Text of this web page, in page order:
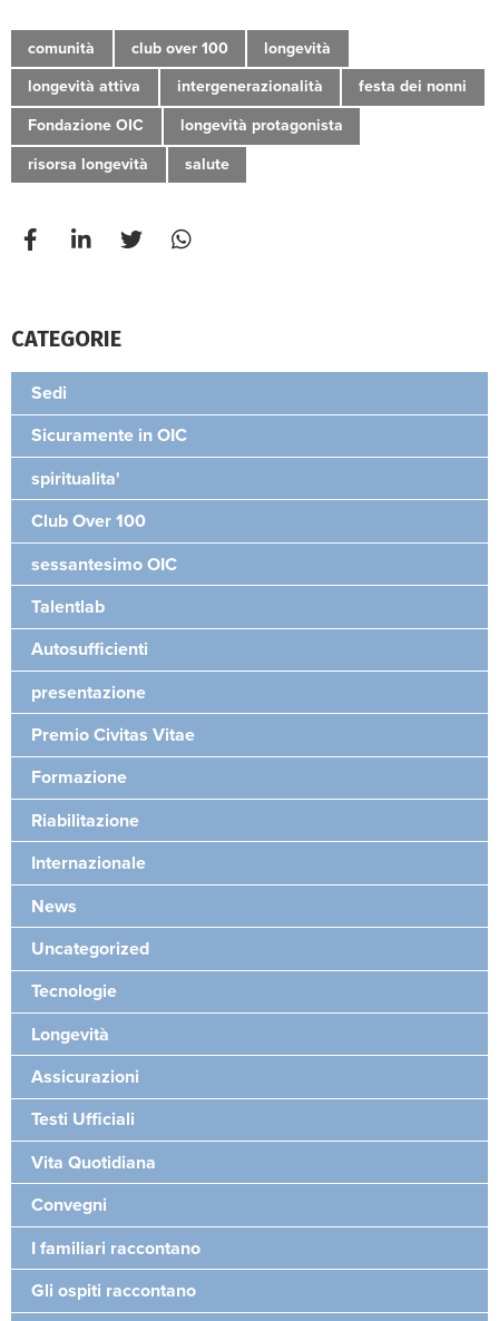
comunità club over 100 longevità
longevità attiva intergenerazionalità festa dei nonni
Fondazione OIC longevità protagonista
risorsa longevità salute
CATEGORIE
Sedi
Sicuramente in OIC
spiritualita'
Club Over 100
sessantesimo OIC
Talentlab
Autosufficienti
presentazione
Premio Civitas Vitae
Formazione
Riabilitazione
Internazionale
News
Uncategorized
Tecnologie
Longevità
Assicurazioni
Testi Ufficiali
Vita Quotidiana
Convegni
I familiari raccontano
Gli ospiti raccontano